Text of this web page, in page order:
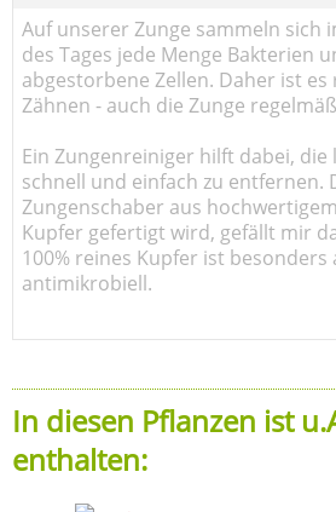
Auf unserer Zunge sammeln sich
des Tages jede Menge Bakterien
abgestorbene Zellen. Daher ist
Zähnen - auch die Zunge
Ein Zungenreiniger hilft dabei, die
schnell und einfach zu entfernen.
Zungenschaber aus
Kupfer gefertigt wird, gefällt mir
100% reines Kupfer ist
antimikrobiell.
In diesen Pflanzen ist
enthalten: